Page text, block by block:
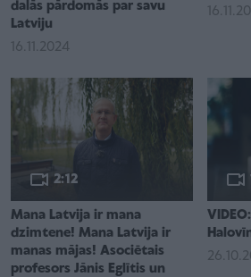
dalās pārdomās par savu
Latviju
16.11.2024
2:12
Mana Latvija ir mana
dzimtene! Mana Latvija ir
manas mājas! Asociētais
profesors Jānis Eglītis un